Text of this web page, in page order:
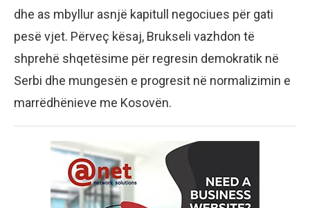
dhe as mbyllur asnjë kapitull negociues për gati
pesë vjet. Përveç kësaj, Brukseli vazhdon të
shprehë shqetësime për regresin demokratik në
Serbi dhe mungesën e progresit në normalizimin e
marrëdhënieve me Kosovën.